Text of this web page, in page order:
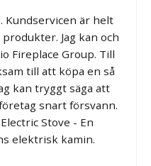
Kundservicen är helt
Jag kan och
Fireplace Group. Till
till att köpa en så
kan tryggt säga att
snart försvann.
Stove - En
elektrisk kamin.